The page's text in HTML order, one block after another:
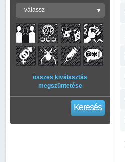
összes kiválasztás
megszüntetése
Keresés